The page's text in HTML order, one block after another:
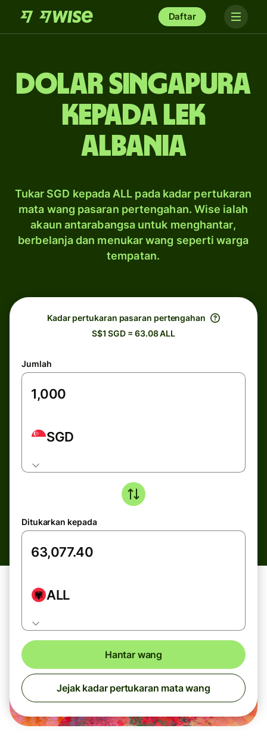
Daftar
dolar Singapura
kepada lek
Albania
Tukar SGD kepada ALL pada kadar pertukaran
mata wang pasaran pertengahan. Wise ialah
akaun antarabangsa untuk menghantar,
berbelanja dan menukar wang seperti warga
tempatan.
Kadar pertukaran pasaran pertengahan
S$1 SGD = 63.08 ALL
Jumlah
SGD
Ditukarkan kepada
ALL
Hantar wang
Jejak kadar pertukaran mata wang